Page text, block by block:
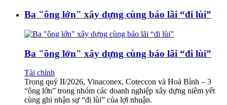
Ba "ông lớn" xây dựng cùng báo lãi “đi lùi”
Ba "ông lớn" xây dựng cùng báo lãi “đi lùi”
Tài chính
Trong quý II/2026, Vinaconex, Coteccon và Hoà Bình – 3
“ông lớn” trong nhóm các doanh nghiệp xây dựng niêm yết
cùng ghi nhận sự “đi lùi” của lợi nhuận.